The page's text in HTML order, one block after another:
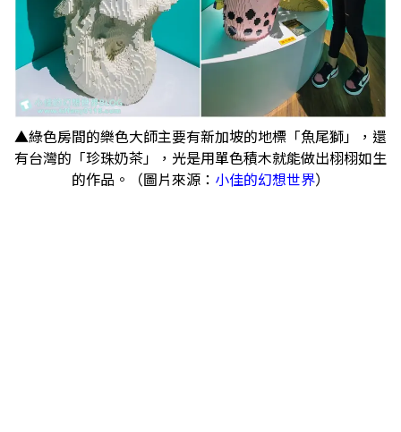
▲綠色房間的樂色大師主要有新加坡的地標「魚尾獅」，還
有台灣的「珍珠奶茶」，光是用單色積木就能做出栩栩如生
的作品。（圖片來源： 小佳的幻想世界）